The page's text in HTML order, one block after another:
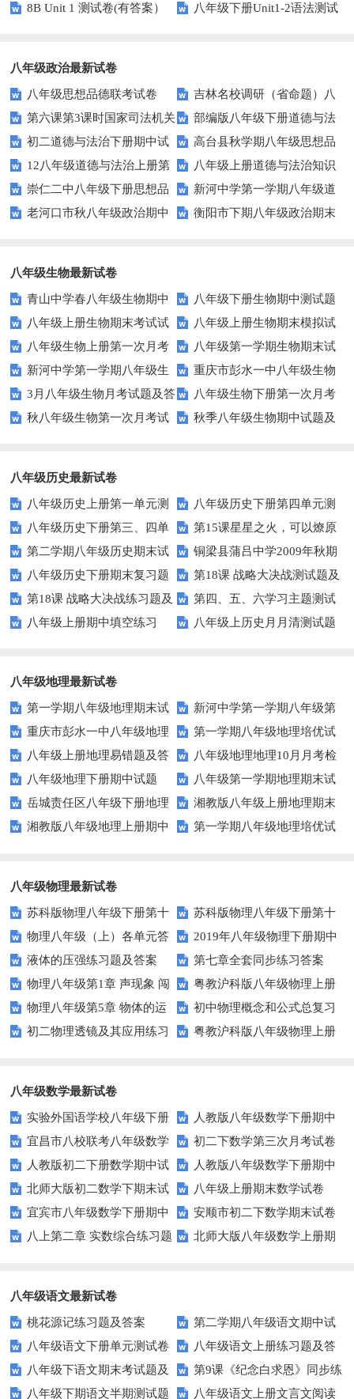
卷
末测试题1
8B Unit 1 测试卷(有答案）
八年级下册Unit1-2语法测试
八年级政治最新试卷
八年级思想品德联考试卷
吉林名校调研（省命题）八
年级下第一次月考政治试卷及答
案
第六课第3课时国家司法机关
测试题及答案
部编版八年级下册道德与法
治第一单元测试题及答案
初二道德与法治下册期中试
卷及答案
高台县秋学期八年级思想品
德期末试卷及答案
12八年级道德与法治上册第
二次月考试题
八年级上册道德与法治知识
点复习题 填充
崇仁二中八年级下册思想品
德第二次月考试卷及答案
新河中学第一学期八年级道
德与法治第三次月考试卷
老河口市秋八年级政治期中
衡阳市下期八年级政治期末
八年级生物最新试卷
青山中学春八年级生物期中
试题及答案
八年级下册生物期中测试题
八年级上册生物期末考试试
卷
八年级上册生物期末模拟试
题
八年级生物上册第一次月考
试题
八年级第一学期生物期末试
题及答案
新河中学第一学期八年级生
物第三次月考试卷
重庆市彭水一中八年级生物
第三次月考试卷及答案
3月八年级生物月考试题及答
案
八年级生物下册第一次月考
试题
秋八年级生物第一次月考试
秋季八年级生物期中试题及
八年级历史最新试卷
八年级历史上册第一单元测
试题及答案
八年级历史下册第四单元测
试题及答案
八年级历史下册第三、四单
元检测题及答案
第15课星星之火，可以燎原
同步练习3（北师大版八上）
第二学期八年级历史期末试
题
铜梁县蒲吕中学2009年秋期
半期考试八年级历史试题
八年级历史下册期末复习题
及答案
第18课 战略大决战测试题及
答案
第18课 战略大决战练习题及
答案
第四、五、六学习主题测试
题（川教版八上）
八年级上册期中填空练习
八年级上历史月月清测试题
八年级地理最新试卷
第一学期八年级地理期末试
卷
新河中学第一学期八年级第
三次月考地理试卷
重庆市彭水一中八年级地理
第三次月考试卷及答案
第一学期八年级地理培优试
卷(四)河流
八年级上册地理易错题及答
案
八年级地理地理10月月考检
测题
八年级地理下册期中试题
八年级第一学期地理期末试
题及答案
岳城责任区八年级下册地理
期中试题及答案
湘教版八年级上册地理期末
考试试卷
湘教版八年级地理上册期中
第一学期八年级地理培优试
八年级物理最新试卷
苏科版物理八年级下册第十
单元 压强与浮力 综合测试卷(B)
含答案
苏科版物理八年级下册第十
单元 压强与浮力 综合测试卷(A)
含答案
物理八年级（上）各单元答
案
2019年八年级物理下册期中
考试试卷及答案
液体的压强练习题及答案
第七章全套同步练习答案
物理八年级第1章 声现象 闯
关测试A
粤教沪科版八年级物理上册
期末测试题及答案（B卷）
物理八年级第5章 物体的运
动 闯关测试A
初中物理概念和公式总复习
初二物理透镜及其应用练习
粤教沪科版八年级物理上册
八年级数学最新试卷
实验外国语学校八年级下册
数学试题
人教版八年级数学下册期中
复习题附答案
宜昌市八校联考八年级数学
试卷及答案
初二下数学第三次月考试卷
人教版初二下册数学期中试
题
人教版八年级数学下册期中
试卷
北师大版初二数学下期末试
卷及答案
八年级上册期末数学试卷
宜宾市八年级数学下册期中
试题华师大版
安顺市初二下数学期末试卷
及答案
八上第二章 实数综合练习题
北师大版八年级数学上册期
八年级语文最新试卷
桃花源记练习题及答案
第二学期八年级语文期中试
卷及答案
八年级语文下册单元测试卷
及答案全册
八年级语文上册练习题及答
案课课练
八年级下语文期末考试题及
答案
第9课《纪念白求恩》同步练
习2（语文版八上）
八年级下期语文半期测试题 八年级语文上册文言文阅读